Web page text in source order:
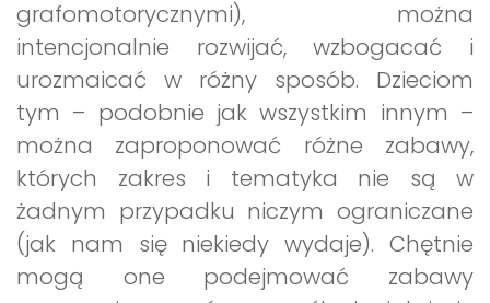
grafomotorycznymi), można
intencjonalnie rozwijać, wzbogacać i
urozmaicać w różny sposób. Dzieciom
tym – podobnie jak wszystkim innym –
można zaproponować różne zabawy,
których zakres i tematyka nie są w
żadnym przypadku niczym ograniczane
(jak nam się niekiedy wydaje). Chętnie
mogą one podejmować zabawy